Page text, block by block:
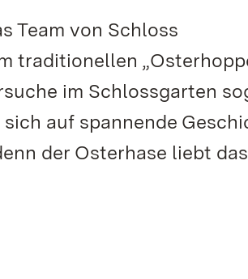
Team von Schloss
traditionellen
im Schlossgarten
auf spannende
der Osterhase liebt das